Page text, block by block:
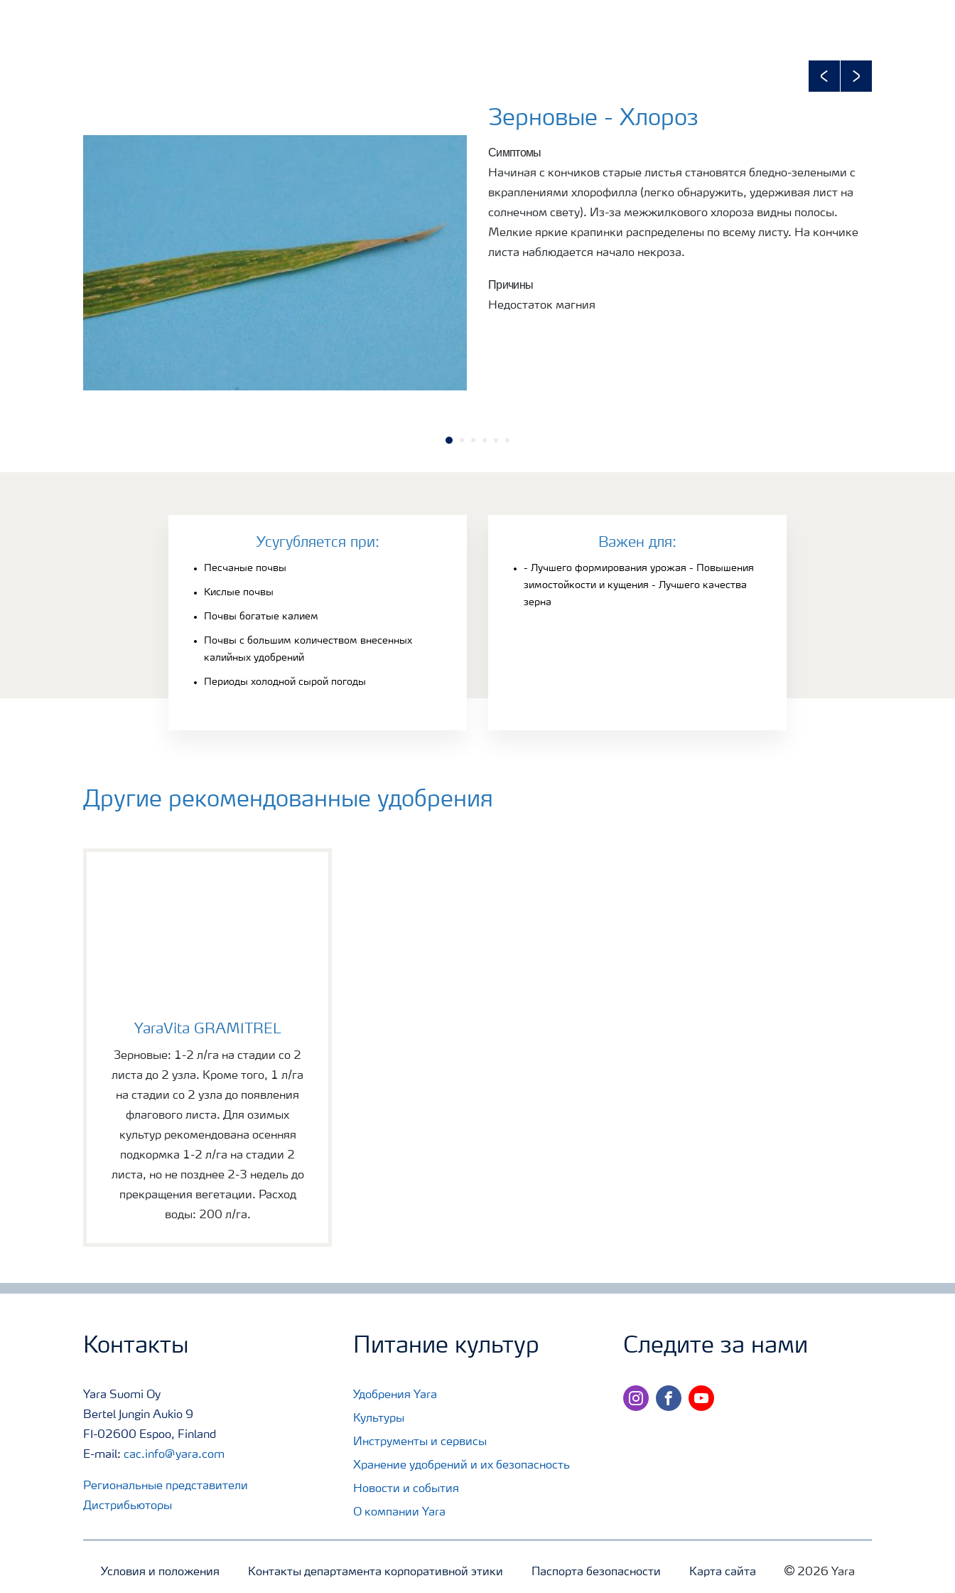
PreviousNext
Зерновые - Хлороз
Симптомы
Начиная с кончиков старые листья становятся бледно-зелеными с
вкраплениями хлорофилла (легко обнаружить, удерживая лист на
солнечном свету). Из-за межжилкового хлороза видны полосы.
Мелкие яркие крапинки распределены по всему листу. На кончике
листа наблюдается начало некроза.
Причины
Недостаток магния
Усугубляется при:
Песчаные почвы
Кислые почвы
Почвы богатые калием
Почвы с большим количеством внесенных
калийных удобрений
Периоды холодной сырой погоды
Bажен для:
- Лучшего формирования урожая - Повышения
зимостойкости и кущения - Лучшего качества
зерна
Другие рекомендованные удобрения
YaraVita GRAMITREL
Зерновые: 1-2 л/га на стадии со 2
листа до 2 узла. Кроме того, 1 л/га
на стадии со 2 узла до появления
флагового листа. Для озимых
культур рекомендована осенняя
подкормка 1-2 л/га на стадии 2
листа, но не позднее 2-3 недель до
прекращения вегетации. Расход
воды: 200 л/га.
Контакты
Yara Suomi Oy
Bertel Jungin Aukio 9
FI-02600 Espoo, Finland
E-mail: cac.info@yara.com
Региональные представители
Дистрибьюторы
Питание культур
Удобрения Yara
Культуры
Инструменты и сервисы
Хранение удобрений и их безопасность
Новости и события
О компании Yara
Следите за нами
instagramfacebookyoutube
Условия и положения Контакты департамента корпоративной этики Паспорта безопасности Карта сайта 2026 Yara